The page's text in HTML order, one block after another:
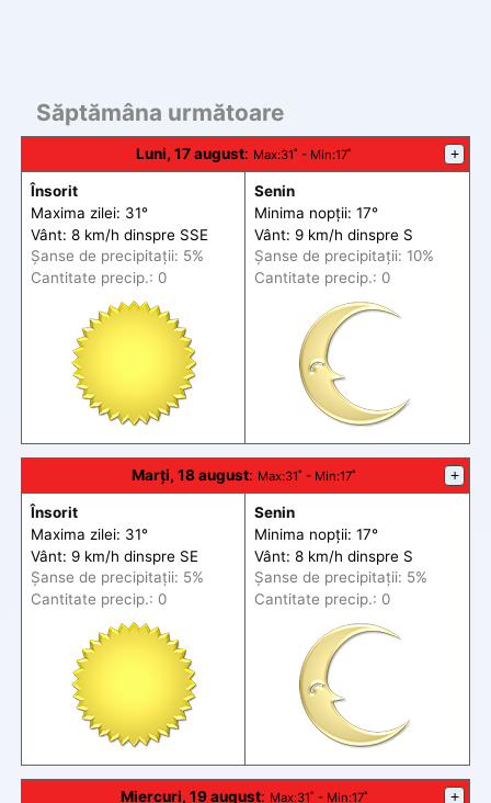
Săptămâna următoare
Luni, 17 august: Max:31˚ - Min:17˚ +
Însorit
Maxima zilei: 31°
Vânt: 8 km/h dinspre SSE
Șanse de precipitații: 5%
Cantitate precip.: 0
Senin
Minima nopții: 17°
Vânt: 9 km/h dinspre S
Șanse de precipitații: 10%
Cantitate precip.: 0
Marți, 18 august: Max:31˚ - Min:17˚ +
Însorit
Maxima zilei: 31°
Vânt: 9 km/h dinspre SE
Șanse de precipitații: 5%
Cantitate precip.: 0
Senin
Minima nopții: 17°
Vânt: 8 km/h dinspre S
Șanse de precipitații: 5%
Cantitate precip.: 0
Miercuri, 19 august: Max:31˚ - Min:17˚ +